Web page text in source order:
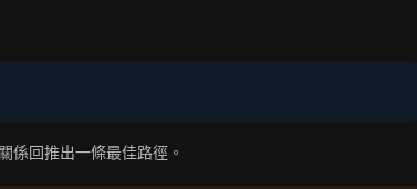
係回推出一條最佳路徑。